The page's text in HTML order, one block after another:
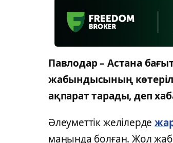
Павлодар – Астана
жабындысының
ақпарат тарады, деп
Әлеуметтік желілерде
маңында болған. Жол